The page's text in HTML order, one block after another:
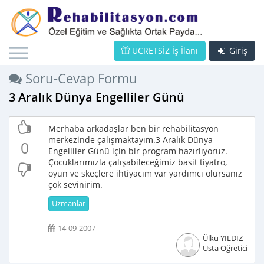
Giriş
ÜCRETSİZ İş İlanı
Soru-Cevap Formu
3 Aralık Dünya Engelliler Günü
0
Merhaba arkadaşlar ben bir rehabilitasyon
merkezinde çalışmaktayım.3 Aralık Dünya
Engelliler Günü için bir program hazırlıyoruz.
Çocuklarımızla çalışabileceğimiz basit tiyatro,
oyun ve skeçlere ihtiyacım var yardımcı olursanız
çok sevinirim.
Uzmanlar
14-09-2007
Ülkü YILDIZ
Usta Öğretici